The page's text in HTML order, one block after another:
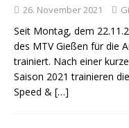
26. November 2021
Seit Montag, dem
des MTV Gießen für die
trainiert. Nach einer
Saison 2021 trainieren
Speed & […]